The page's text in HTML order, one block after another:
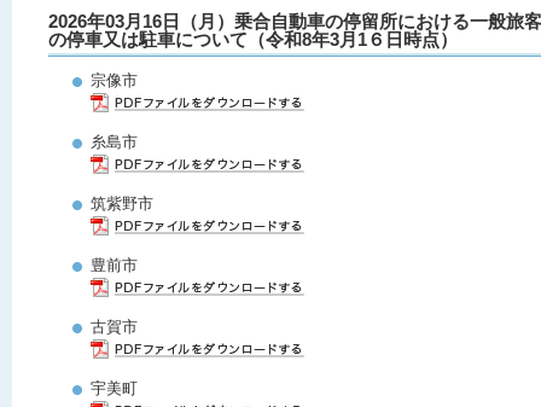
2026年03月16日（月）乗合自動車の停留所における一般旅
の停車又は駐車について（令和8年3月1６日時点）
宗像市
糸島市
筑紫野市
豊前市
古賀市
宇美町